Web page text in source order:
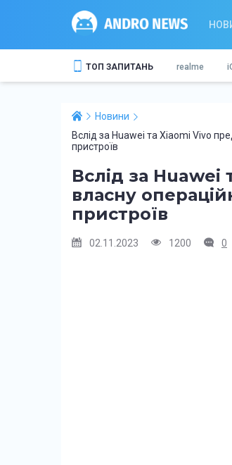
ТОП ЗАПИТАНЬ realme
Новини
Вслід за Huawei та Xiaomi Vivo
пристроїв
Вслід за Huawei
власну
пристроїв
02.11.2023 1200 0